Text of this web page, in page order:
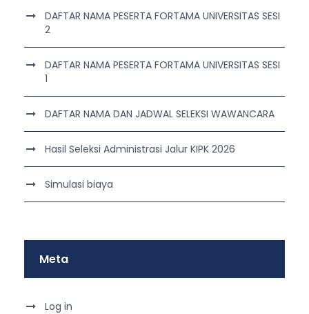
DAFTAR NAMA PESERTA FORTAMA UNIVERSITAS SESI
2
DAFTAR NAMA PESERTA FORTAMA UNIVERSITAS SESI
1
DAFTAR NAMA DAN JADWAL SELEKSI WAWANCARA
Hasil Seleksi Administrasi Jalur KIPK 2026
Simulasi biaya
Meta
Log in